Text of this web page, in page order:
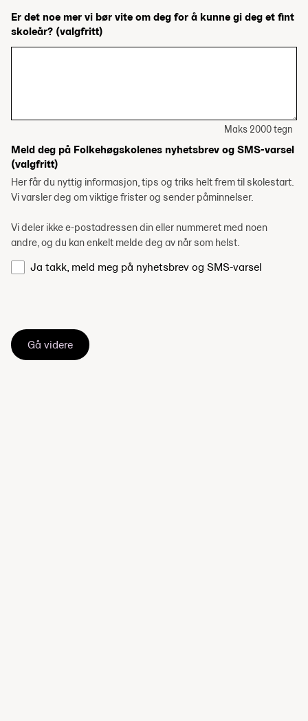
Er det noe mer vi bør vite om deg for å kunne gi deg et fint
skoleår? (valgfritt)
Maks 2000 tegn
Meld deg på Folkehøgskolenes nyhetsbrev og SMS-varsel
(valgfritt)
Her får du nyttig informasjon, tips og triks helt frem til skolestart.
Vi varsler deg om viktige frister og sender påminnelser.
Vi deler ikke e-postadressen din eller nummeret med noen
andre, og du kan enkelt melde deg av når som helst.
Ja takk, meld meg på nyhetsbrev og SMS-varsel
Gå videre